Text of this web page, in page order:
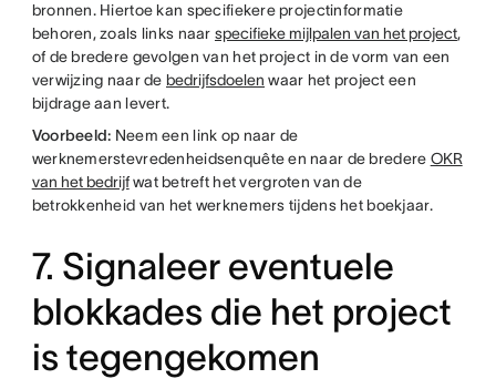
bronnen. Hiertoe kan specifiekere projectinformatie
behoren, zoals links naar specifieke mijlpalen van het project,
of de bredere gevolgen van het project in de vorm van een
verwijzing naar de bedrijfsdoelen waar het project een
bijdrage aan levert.
Voorbeeld: Neem een link op naar de
werknemerstevredenheidsenquête en naar de bredere OKR
van het bedrijfwat betreft het vergroten van de
betrokkenheid van het werknemers tijdens het boekjaar.
7. Signaleer eventuele
blokkades die het project
is tegengekomen